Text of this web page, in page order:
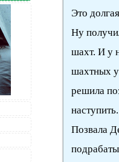
Это
Ну
шахт. И у
шахтных
решила
Позвала